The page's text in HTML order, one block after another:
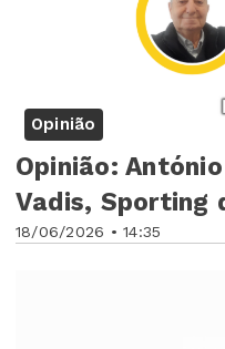
Opinião
18/06/2026 • 14:35
Opinião:
Vadis, Sporting